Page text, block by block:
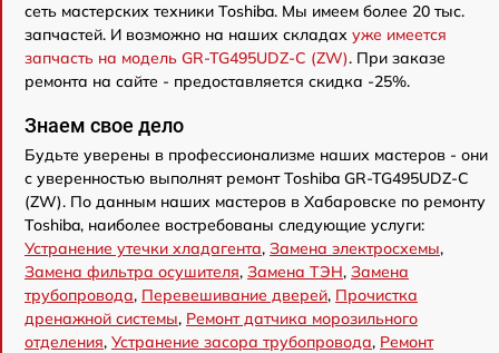
сеть мастерских техники Toshiba. Мы имеем более 20 тыс.
запчастей. И возможно на наших складах уже имеется
запчасть на модель GR-TG495UDZ-C (ZW). При заказе
ремонта на сайте - предоставляется скидка -25%.
Знаем свое дело
Будьте уверены в профессионализме наших мастеров - они
с уверенностью выполнят ремонт Toshiba GR-TG495UDZ-C
(ZW). По данным наших мастеров в Хабаровске по ремонту
Toshiba, наиболее востребованы следующие услуги:
Устранение утечки хладагента, Замена электросхемы,
Замена фильтра осушителя, Замена ТЭН, Замена
трубопровода, Перевешивание дверей, Прочистка
дренажной системы, Ремонт датчика морозильного
отделения, Устранение засора трубопровода, Ремонт